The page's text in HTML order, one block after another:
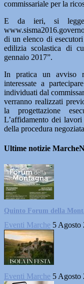
commissariale per la
E da ieri, si
di un elenco di
edilizia scolastica di
gennaio 2017”.
In pratica un avviso
interessate a
individuati dal
verranno realizzati
la progettazione
L’affidamento dei
della procedura
Ultime notizie
Quinto Forum della
Eventi Marche 5 Agosto
Eventi Marche 5 Agosto